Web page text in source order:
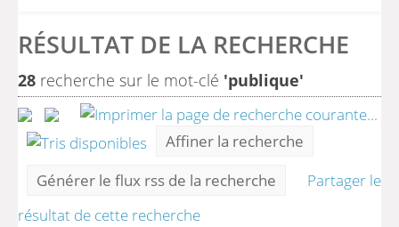
RÉSULTAT DE LA RECHERCHE
28 recherche sur le mot-clé 'publique'
Affiner la recherche
Générer le flux rss de la recherche
Partager le
résultat de cette recherche